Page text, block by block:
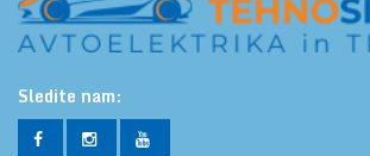
Sledite nam: